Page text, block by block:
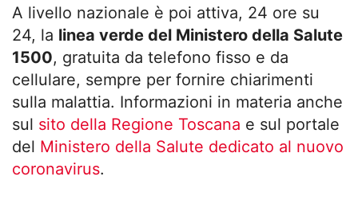
A livello nazionale è poi attiva, 24 ore su
24, la linea verde del Ministero della Salute
1500, gratuita da telefono fisso e da
cellulare, sempre per fornire chiarimenti
sulla malattia. Informazioni in materia anche
sul sito della Regione Toscana e sul portale
del Ministero della Salute dedicato al nuovo
coronavirus.